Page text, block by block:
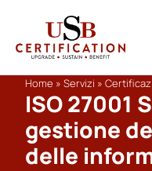
contenuto
Home » Servizi »
ISO 27001
gestione
delle